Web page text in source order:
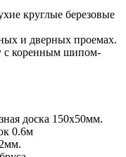
круглые березовые
и дверных проемах.
с коренным шипом-
доска 150х50мм.
0.6м